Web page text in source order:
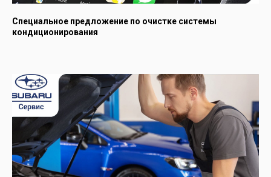
Специальное предложение по очистке системы
кондиционирования